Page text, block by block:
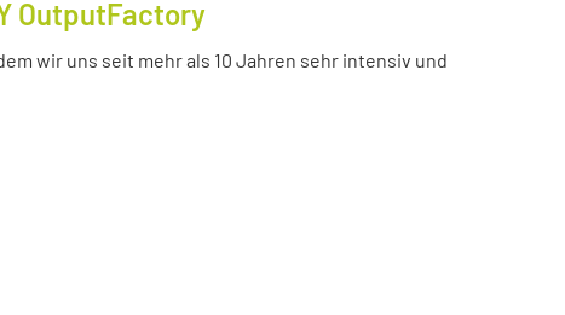
OutputFactory
wir uns seit mehr als 10 Jahren sehr intensiv und